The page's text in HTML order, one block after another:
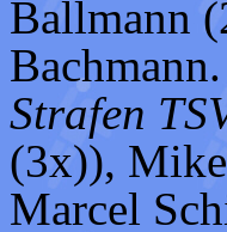
Ballmann
Bachmann.
Strafen
(3x)),
Marcel